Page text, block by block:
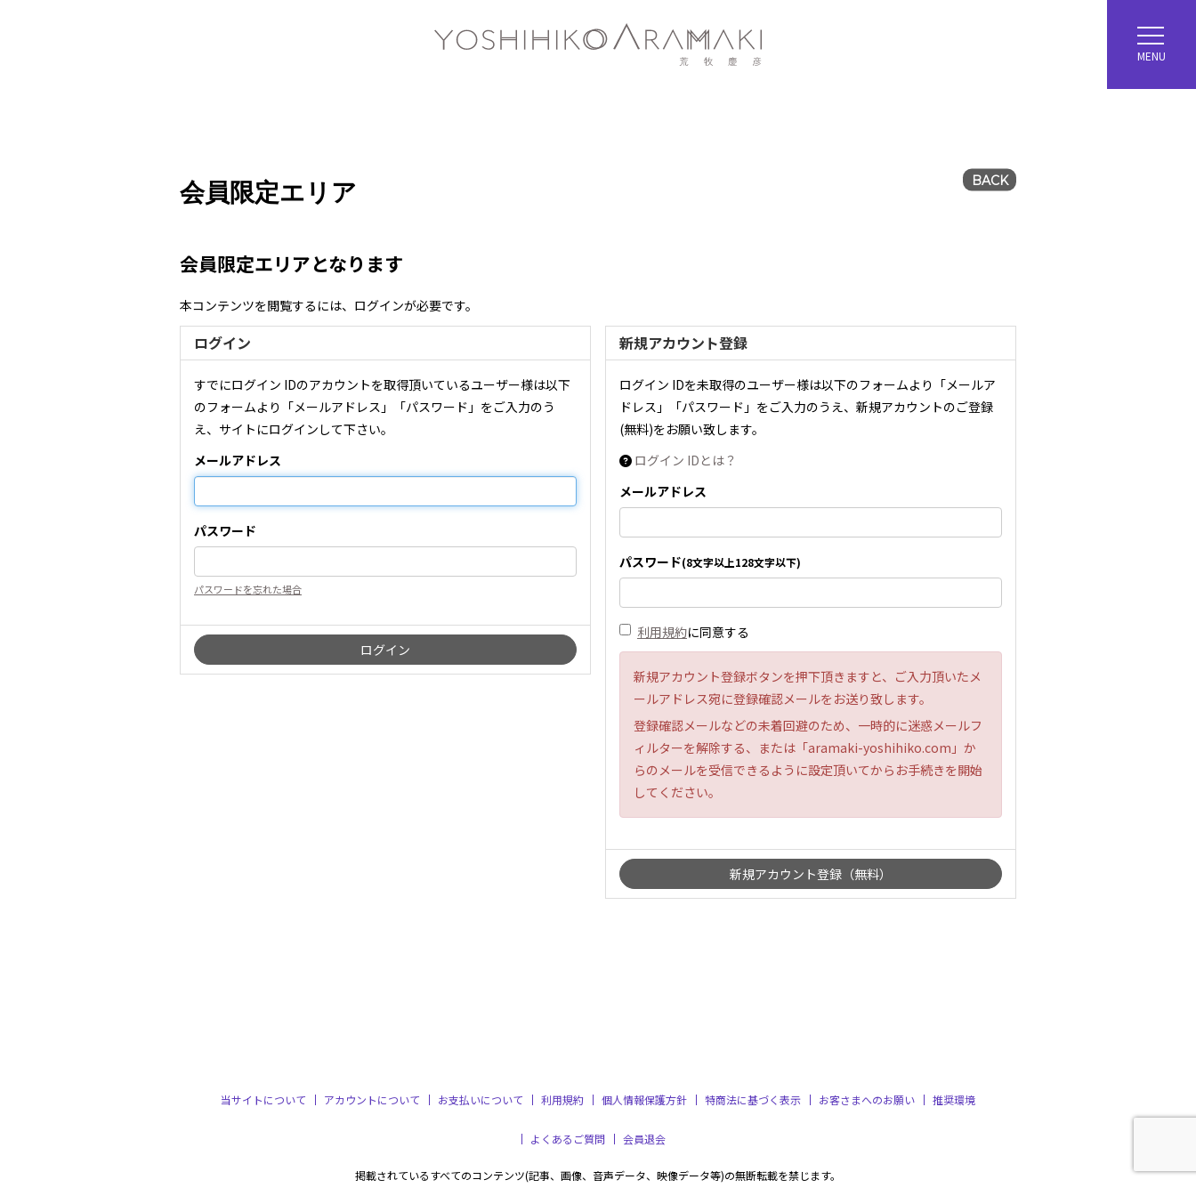
MENU
会員限定エリア BACK
会員限定エリアとなります
本コンテンツを閲覧するには、ログインが必要です。
ログイン
すでにログイン IDのアカウントを取得頂いているユーザー様は以下
のフォームより「メールアドレス」「パスワード」をご入力のう
え、サイトにログインして下さい。
メールアドレス
パスワード
パスワードを忘れた場合
新規アカウント登録
ログイン IDを未取得のユーザー様は以下のフォームより「メールア
ドレス」「パスワード」をご入力のうえ、新規アカウントのご登録
(無料)をお願い致します。
ログイン IDとは？
メールアドレス
パスワード(8文字以上128文字以下)
利用規約に同意する
新規アカウント登録ボタンを押下頂きますと、ご入力頂いたメ
ールアドレス宛に登録確認メールをお送り致します。
登録確認メールなどの未着回避のため、一時的に迷惑メールフ
ィルターを解除する、または「aramaki-yoshihiko.com」か
らのメールを受信できるように設定頂いてからお手続きを開始
してください。
当サイトについて アカウントについて お支払いについて 利用規約 個人情報保護方針 特商法に基づく表示 お客さまへのお願い 推奨環境
よくあるご質問 会員退会
掲載されているすべてのコンテンツ(記事、画像、音声データ、映像データ等)の無断転載を禁じます。